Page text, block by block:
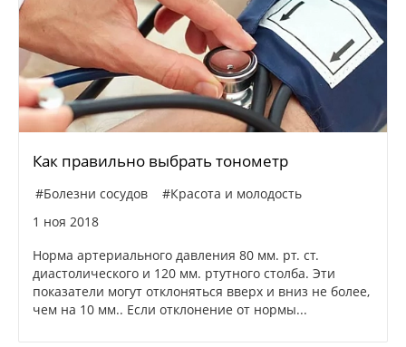
Как правильно выбрать тонометр
#Болезни сосудов
#Красота и молодость
1 ноя 2018
Норма артериального давления 80 мм. рт. ст.
диастолического и 120 мм. ртутного столба. Эти
показатели могут отклоняться вверх и вниз не более,
чем на 10 мм.. Если отклонение от нормы...